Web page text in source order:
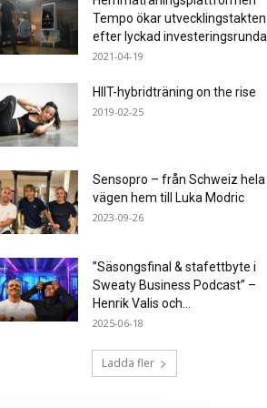
Tempo ökar utvecklingstakten
efter lyckad investeringsrunda
2021-04-19
HIIT-hybridträning on the rise
2019-02-25
Sensopro – från Schweiz hela
vägen hem till Luka Modric
2023-09-26
”Säsongsfinal & stafettbyte i
Sweaty Business Podcast” –
Henrik Valis och...
2025-06-18
Ladda fler